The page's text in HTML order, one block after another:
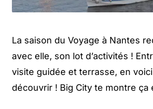
La saison du Voyage à Nantes
avec elle, son lot d’activités !
visite guidée et terrasse, en
découvrir ! Big City te montre ça